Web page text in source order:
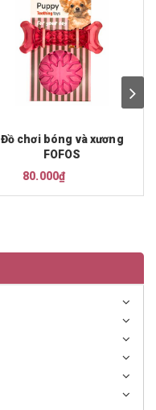
Đồ chơi bóng và xương
FOFOS
80.000₫